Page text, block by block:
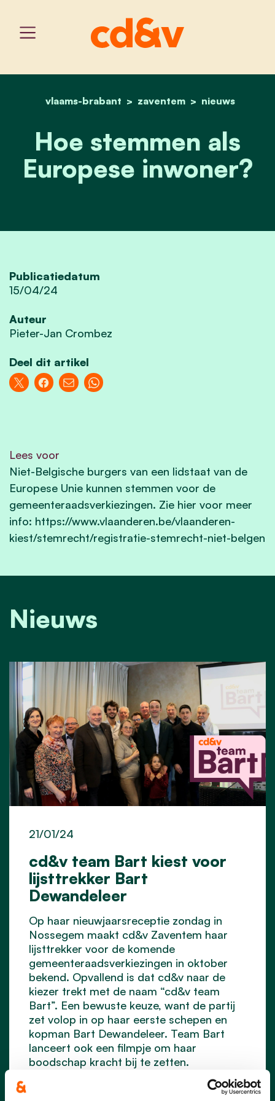
home
vlaams-brabant zaventem nieuws
hoe stemmen als
Hoe stemmen als
Europese inwoner?
Publicatiedatum
15/04/24
Auteur
Pieter-Jan Crombez
Deel dit artikel
Lees voor
Niet-Belgische burgers van een lidstaat van de
Europese Unie kunnen stemmen voor de
gemeenteraadsverkiezingen. Zie hier voor meer
info: https://www.vlaanderen.be/vlaanderen-
kiest/stemrecht/registratie-stemrecht-niet-belgen
Nieuws
cd&v team Bart kiest voor
lijsttrekker Bart
Dewandeleer
21/01/24
Op haar nieuwjaarsreceptie zondag in
Nossegem maakt cd&v Zaventem haar
lijsttrekker voor de komende
gemeenteraadsverkiezingen in oktober
bekend. Opvallend is dat cd&v naar de
kiezer trekt met de naam “cd&v team
Bart”. Een bewuste keuze, want de partij
zet volop in op haar eerste schepen en
kopman Bart Dewandeleer. Team Bart
lanceert ook een filmpje om haar
boodschap kracht bij te zetten.